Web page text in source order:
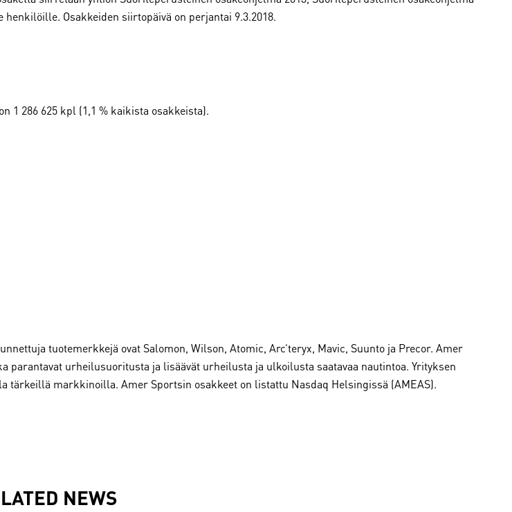
Osakkeiden siirtopäivä on perjantai 9.3.2018.
1 286 625 kpl (1,1 % kaikista osakkeista).
tuotemerkkejä ovat Salomon, Wilson, Atomic, Arc’teryx, Mavic, Suunto ja Precor. Amer
urheilusuoritusta ja lisäävät urheilusta ja ulkoilusta saatavaa nautintoa. Yrityksen
markkinoilla. Amer Sportsin osakkeet on listattu Nasdaq Helsingissä (AMEAS).
NEWS